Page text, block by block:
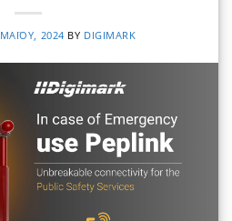
2024 BY DIGIMARK